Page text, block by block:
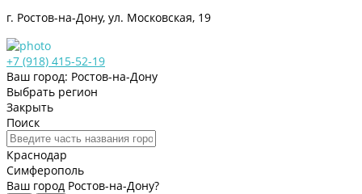
г. Ростов-на-Дону, ул. Московская, 19
+7 (918) 415-52-19
Ваш город: Ростов-на-Дону
Выбрать регион
Закрыть
Поиск
Краснодар
Симферополь
Ваш город Ростов-на-Дону?